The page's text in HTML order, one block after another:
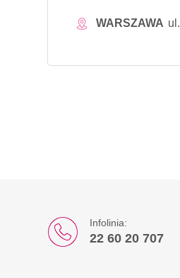
WARSZAWA
Infolinia:
22 60 20 707